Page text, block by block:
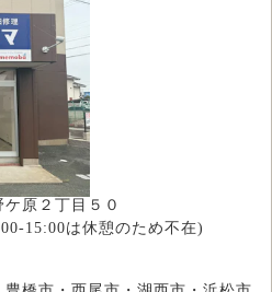
原２丁目５０
15:00は休憩のため不在)